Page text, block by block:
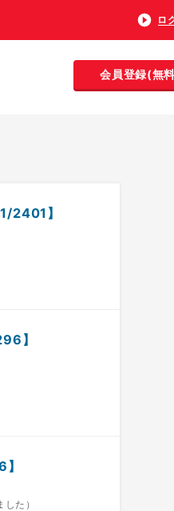
ロ
会員登録(無
2401】
】
た）